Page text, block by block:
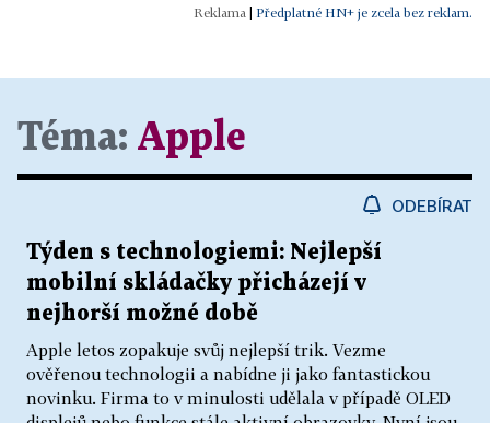
Předplatné HN+ je zcela bez reklam.
Téma: Apple
ODEBÍRAT
Týden s technologiemi: Nejlepší
mobilní skládačky přicházejí v
nejhorší možné době
Apple letos zopakuje svůj nejlepší trik. Vezme
ověřenou technologii a nabídne ji jako fantastickou
novinku. Firma to v minulosti udělala v případě OLED